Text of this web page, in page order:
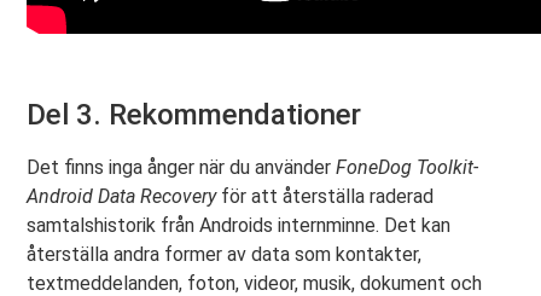
Del 3. Rekommendationer
Det finns inga ånger när du använderFoneDog Toolkit-
Android Data Recovery för att återställa raderad
samtalshistorik från Androids internminne. Det kan
återställa andra former av data som kontakter,
textmeddelanden, foton, videor, musik, dokument och